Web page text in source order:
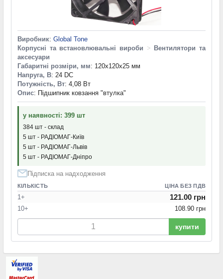
Виробник: Global Tone
Корпусні та встановлювальні вироби > Вентилятори та
аксесуари
Габаритні розміри, мм: 120x120x25 мм
Напруга, В: 24 DC
Потужність, Вт: 4,08 Вт
Опис: Підшипник ковзання "втулка"
у наявності: 399 шт
384 шт - склад
5 шт - РАДІОМАГ-Київ
5 шт - РАДІОМАГ-Львів
5 шт - РАДІОМАГ-Дніпро
Підписка на надходження
КІЛЬКІСТЬ ЦІНА БЕЗ ПДВ
1+ 121.00 грн
10+ 108.90 грн
купити